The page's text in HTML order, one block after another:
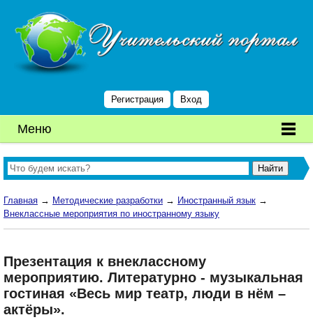
Регистрация Вход
Меню
Главная → Методические разработки → Иностранный язык →
Внеклассные мероприятия по иностранному языку
Презентация к внеклассному
мероприятию. Литературно - музыкальная
гостиная «Весь мир театр, люди в нём –
актёры».